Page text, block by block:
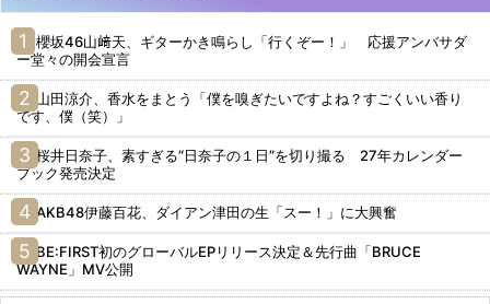
櫻坂46山﨑天、ギターかき鳴らし「行くぞー！」 応援アンバサダ
ー堂々の開会宣言
山田涼介、香水をまとう「僕を嗅ぎたいですよね？すごくいい香り
です、僕（笑）」
桜井日奈子、素すぎる“日奈子の１日”を切り撮る 27年カレンダー
ブック発売決定
AKB48伊藤百花、ダイアン津田の生「スー！」に大興奮
BE:FIRST初のグローバルEPリリース決定＆先行曲「BRUCE
WAYNE」MV公開